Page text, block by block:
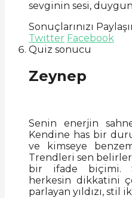
sevginin sesi,
Sonuçlarınızı
Twitter Facebook
Quiz sonucu
Zeynep
Senin enerjin
Kendine has bir
ve kimseye
Trendleri sen
bir ifade biçimi.
herkesin dikkatini
parlayan yıldızı,